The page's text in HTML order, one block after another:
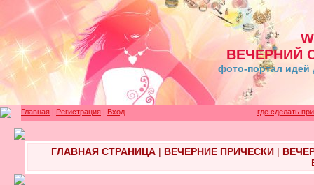
ВЕЧЕРНИЙ
фото-портал идей
Главная | Регистрация | Вход где сделать
ГЛАВНАЯ СТРАНИЦА| ВЕЧЕРНИЕ ПРИЧЕСКИ|